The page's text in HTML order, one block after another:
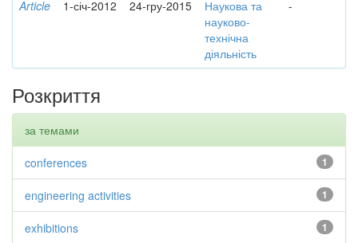
Article 1-січ-2012 24-гру-2015
Наукова та
науково-
технічна
діяльність
-
Розкриття
за темами
1
conferences
1
engineering activities
1
exhibitions